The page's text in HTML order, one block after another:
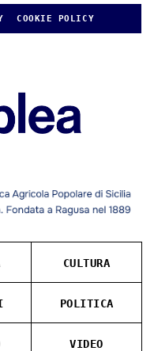
COOKIE POLICY
CULTURA
POLITICA
VIDEO